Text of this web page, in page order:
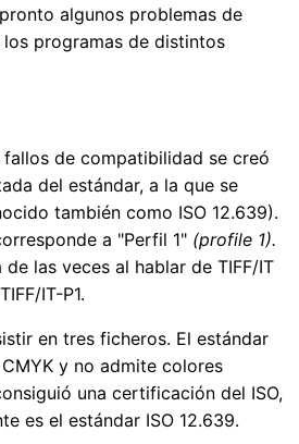
algunos problemas de
programas de distintos
fallos de compatibilidad se creó
del estándar, a la que se
también como ISO 12.639).
a "Perfil 1" (profile 1).
las veces al hablar de TIFF/IT
IT-P1.
en tres ficheros. El estándar
y no admite colores
una certificación del ISO,
es el estándar ISO 12.639.